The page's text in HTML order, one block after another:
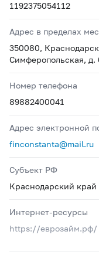
1192375054112
Адрес в пределах
350080,
Симферопольская, д.
Номер телефона
89882400041
Адрес электронной
finconstanta@mail.ru
Субъект РФ
Краснодарский край
Интернет-ресурсы
https://еврозайм.рф/